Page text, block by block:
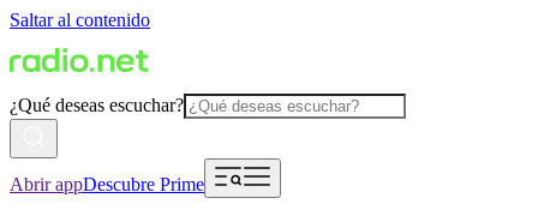
Saltar al contenido
¿Qué deseas escuchar?
Abrir appDescubre Prime